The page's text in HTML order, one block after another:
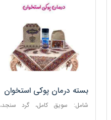
بسته درمان پوکی استخوان
شامل: سویق کامل، گرد سنجد،